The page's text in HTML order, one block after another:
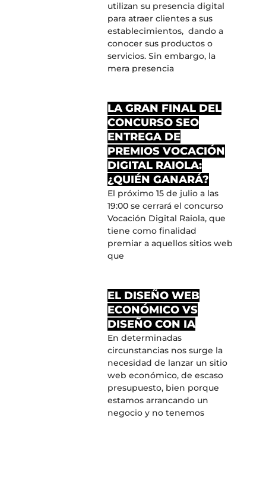
utilizan su presencia digital
para atraer clientes a sus
establecimientos, dando a
conocer sus productos o
servicios. Sin embargo, la
mera presencia
LA GRAN FINAL DEL
CONCURSO SEO
ENTREGA DE
PREMIOS VOCACIÓN
DIGITAL RAIOLA:
¿QUIÉN GANARÁ?
El próximo 15 de julio a las
19:00 se cerrará el concurso
Vocación Digital Raiola, que
tiene como finalidad
premiar a aquellos sitios web
que
EL DISEÑO WEB
ECONÓMICO VS
DISEÑO CON IA
En determinadas
circunstancias nos surge la
necesidad de lanzar un sitio
web económico, de escaso
presupuesto, bien porque
estamos arrancando un
negocio y no tenemos